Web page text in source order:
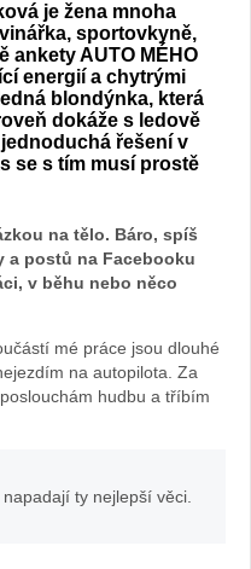
je žena mnoha
sportovkyně,
ankety AUTO MÉHO
energií a chytrými
blondýnka, která
dokáže s ledově
řešení v
se s tím musí prostě
na tělo. Báro, spíš
a postů na Facebooku
v běhu nebo něco
mé práce jsou dlouhé
na autopilota. Za
hudbu a tříbím
ty nejlepší věci.